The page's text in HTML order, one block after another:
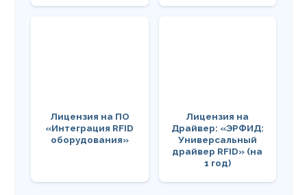
Лицензия на ПО
«Интеграция RFID
оборудования»
Лицензия на
Драйвер: «ЭРФИД:
Универсальный
драйвер RFID» (на
1 год)